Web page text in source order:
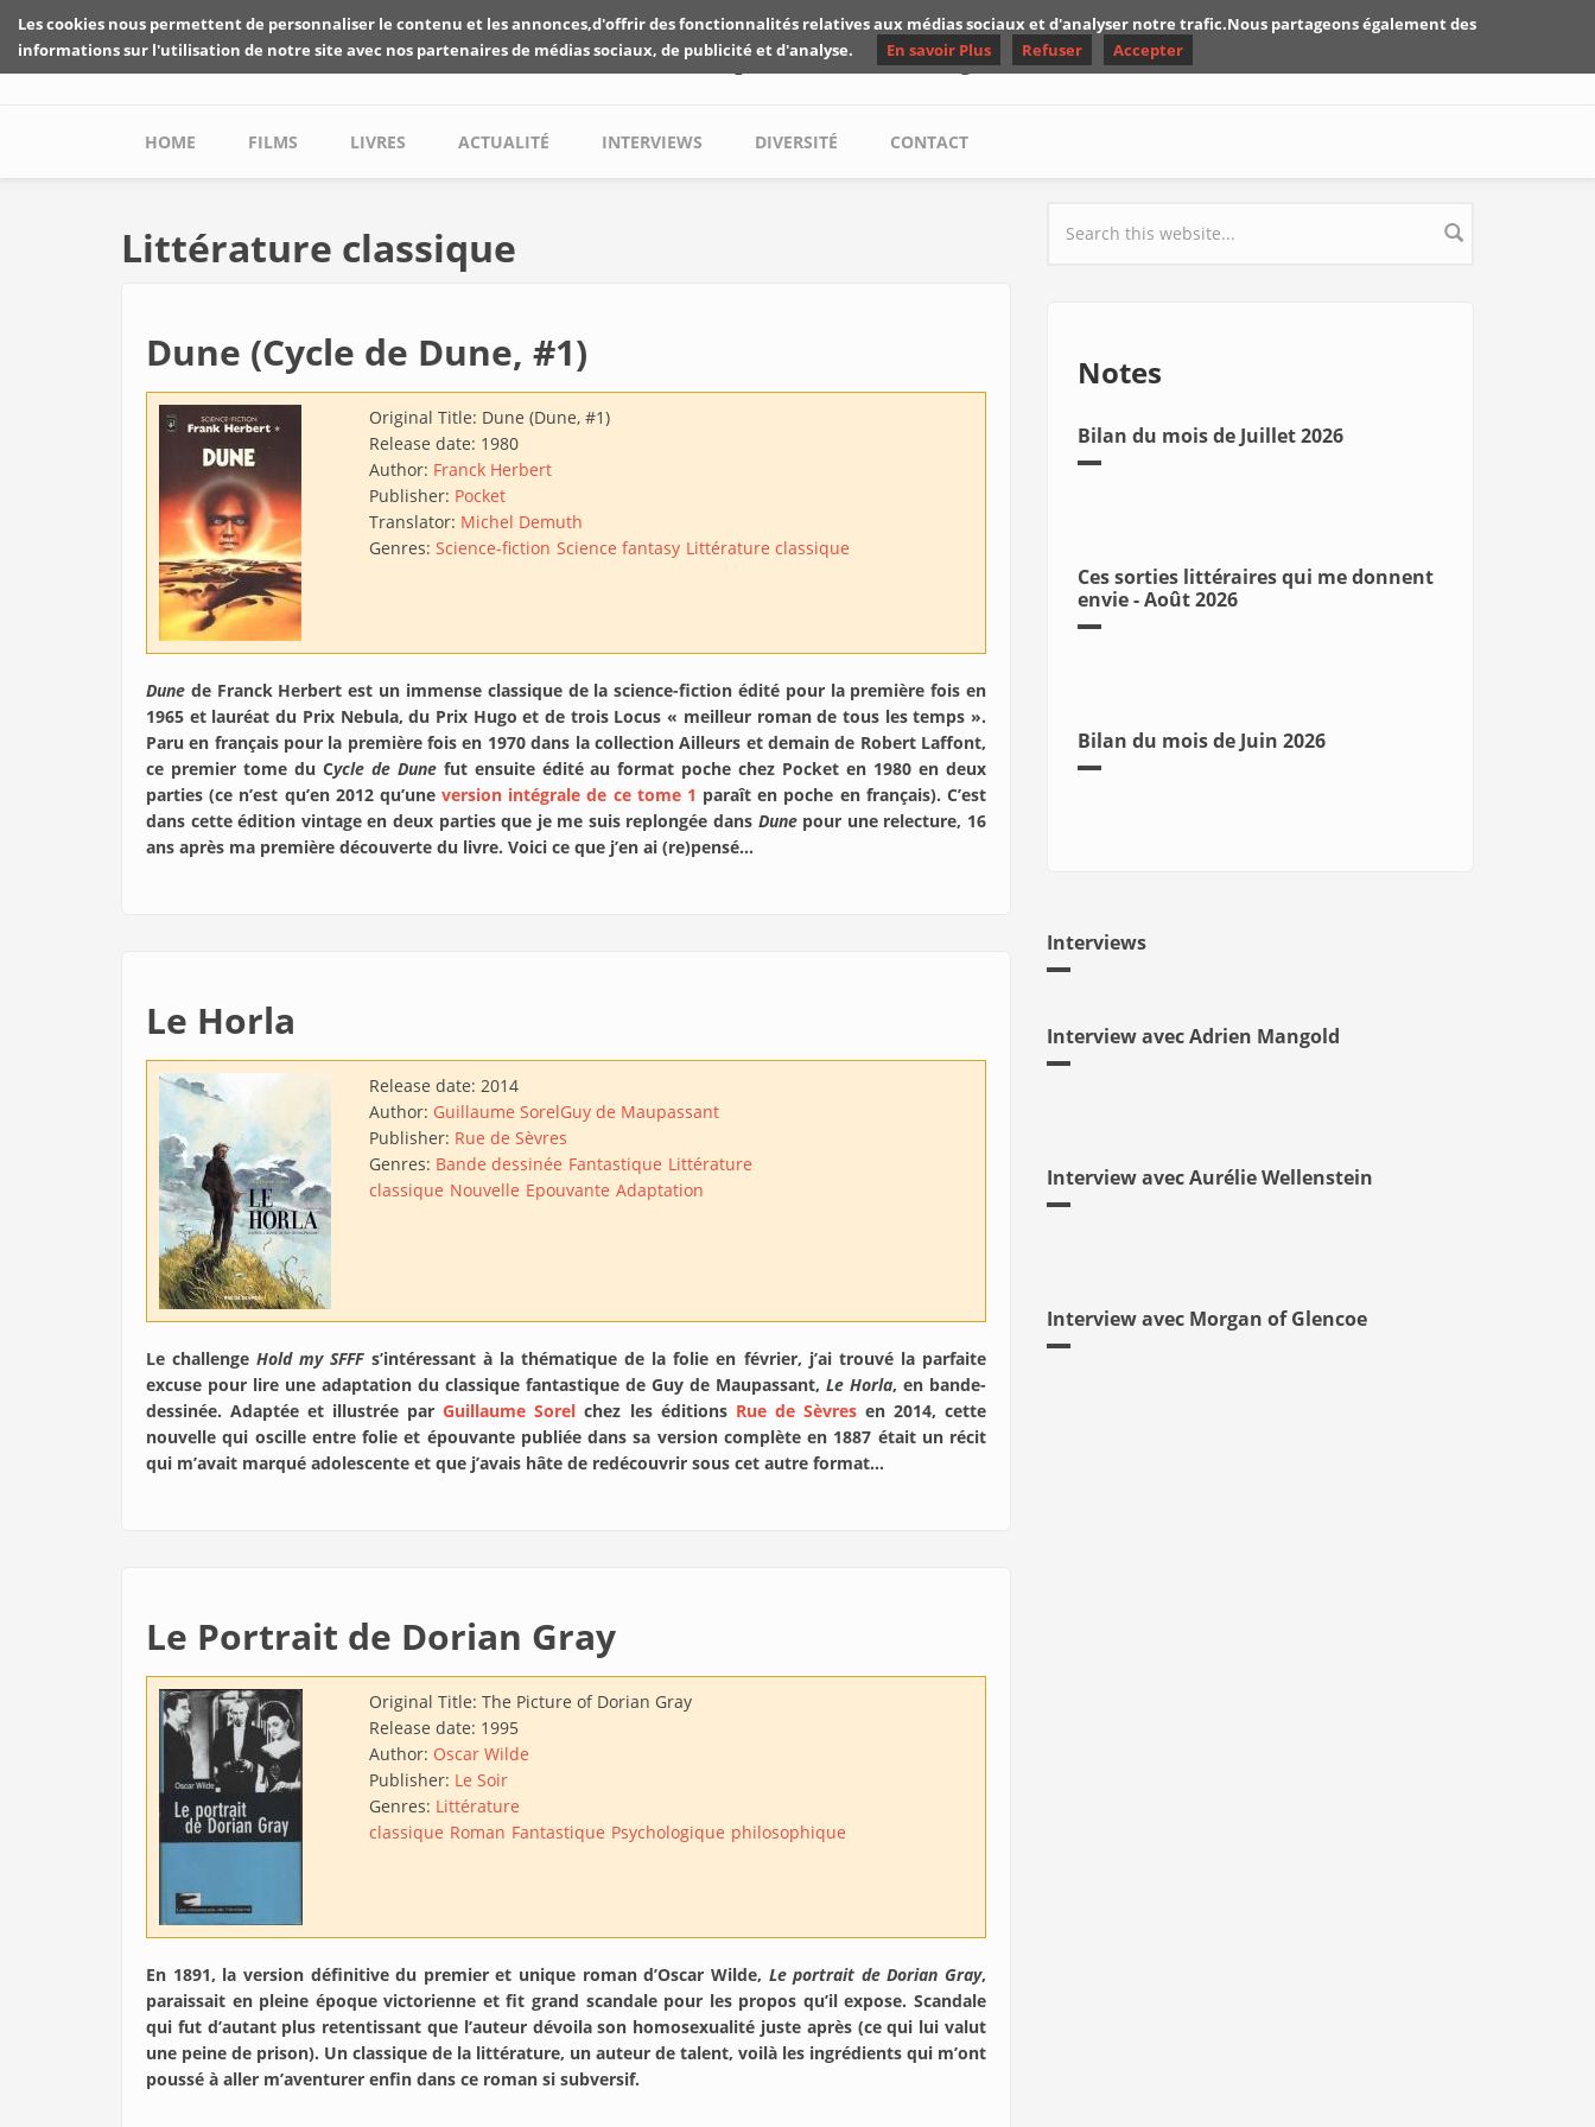
Skip to main content
Les critiques de Yuyine
Main menu
HOME FILMS LIVRES ACTUALITÉ INTERVIEWS DIVERSITÉ CONTACT
Littérature classique
Dune (Cycle de Dune, #1)
Original Title: Dune (Dune, #1)
Release date: 1980
Author: Franck Herbert
Publisher: Pocket
Translator: Michel Demuth
Genres: Science-fiction Science fantasy Littérature classique
Dune de Franck Herbert est un immense classique de la science-fiction édité pour la première fois en
1965 et lauréat du Prix Nebula, du Prix Hugo et de trois Locus « meilleur roman de tous les temps ».
Paru en français pour la première fois en 1970 dans la collection Ailleurs et demain de Robert Laffont,
ce premier tome du Cycle de Dunefut ensuite édité au format poche chez Pocket en 1980 en deux
parties (ce n’est qu’en 2012 qu’uneversion intégrale de ce tome 1 paraît en poche en français). C’est
dans cette édition vintage en deux parties que je me suis replongée dans Dunepour une relecture, 16
ans après ma première découverte du livre. Voici ce que j’en ai (re)pensé…
Le Horla
Release date: 2014
Author: Guillaume SorelGuy de Maupassant
Publisher: Rue de Sèvres
Genres: Bande dessinée Fantastique Littérature
classique Nouvelle Epouvante Adaptation
Le challengeHold my SFFFs’intéressant à la thématique de la folie en février, j’ai trouvé la parfaite
excuse pour lire une adaptation du classique fantastique de Guy de Maupassant, Le Horla, en bande-
dessinée. Adaptée et illustrée parGuillaume Sorel chez les éditions Rue de Sèvresen 2014, cette
nouvelle qui oscille entre folie et épouvante publiée dans sa version complète en 1887 était un récit
qui m’avait marqué adolescente et que j’avais hâte de redécouvrir sous cet autre format…
Le Portrait de Dorian Gray
Original Title: The Picture of Dorian Gray
Release date: 1995
Author: Oscar Wilde
Publisher: Le Soir
Genres: Littérature
classique Roman Fantastique Psychologique philosophique
En 1891, la version définitive du premier et unique roman d’Oscar Wilde, Le portrait de Dorian Gray,
paraissait en pleine époque victorienne et fit grand scandale pour les propos qu’il expose. Scandale
qui fut d’autant plus retentissant que l’auteur dévoila son homosexualité juste après (ce qui lui valut
une peine de prison). Un classique de la littérature, un auteur de talent, voilà les ingrédients qui m’ont
poussé à aller m’aventurer enfin dans ce roman si subversif.
Search form
Notes
Bilan du mois de Juillet 2026
Ces sorties littéraires qui me donnent
envie - Août 2026
Bilan du mois de Juin 2026
Interviews
Interview avec Adrien Mangold
Interview avec Aurélie Wellenstein
Interview avec Morgan of Glencoe
Les cookies nous permettent de personnaliser le contenu et les annonces,d'offrir des fonctionnalités relatives aux médias sociaux et d'analyser notre trafic.Nous partageons également des
informations sur l'utilisation de notre site avec nos partenaires de médias sociaux, de publicité et d'analyse.
En savoir Plus Refuser Accepter